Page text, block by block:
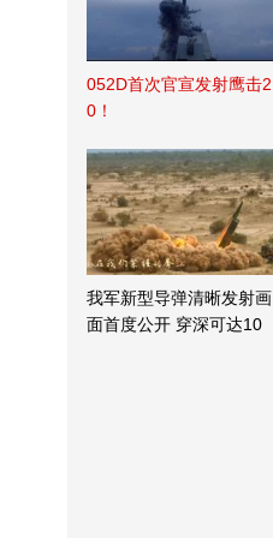
052D首次官宣发射鹰击2
0！
我军新型导弹清晰发射画
面首度公开 穿深可达10